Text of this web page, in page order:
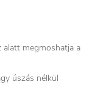
alatt megmoshatja a
úszás nélkül